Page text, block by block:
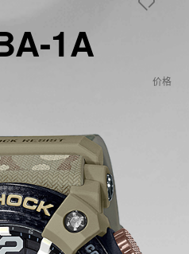
1A
价格